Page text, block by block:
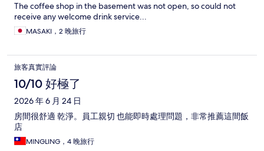
The coffee shop in the basement was not open, so could not
receive any welcome drink service...
MASAKI，2 晚旅行
旅客真實評論
10/10 好極了
2026 年 6 月 24 日
房間很舒適 乾淨。員工親切 也能即時處理問題，非常推薦這間飯
店
MINGLING，4 晚旅行